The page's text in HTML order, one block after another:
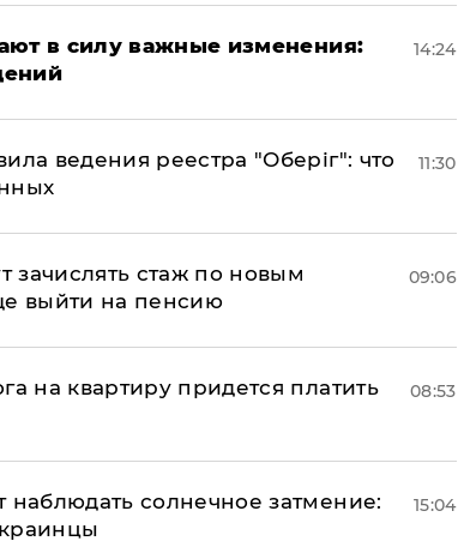
в силу важные изменения:
14:24
ведения реестра "Оберіг": что
11:30
зачислять стаж по новым
выйти на пенсию
09:06
на квартиру придется платить
08:53
солнечное затмение:
15:04